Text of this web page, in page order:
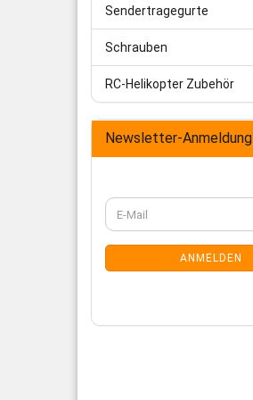
Sendertragegurte
Schrauben
RC-Helikopter Zubehör
Newsletter-Anmeldung
WEITER
ZUR
ANMELDUNG
E-
Mail
ANMELDEN